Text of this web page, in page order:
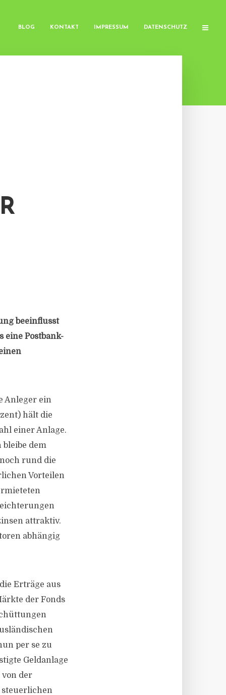
BLOG KONTAKT IMPRESSUM DATENSCHUTZ
beeinflusst
eine Postbank-
Anleger ein
hält die
einer Anlage.
dem
rund die
Vorteilen
attraktiv.
abhängig
Erträge aus
der Fonds
per se zu
Geldanlage
der
steuerlichen